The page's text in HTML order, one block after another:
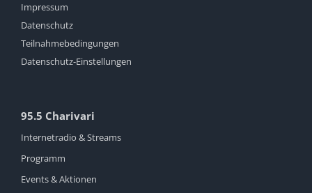
Impressum
Datenschutz
Teilnahmebedingungen
Datenschutz-Einstellungen
95.5 Charivari
Internetradio & Streams
Programm
Events & Aktionen